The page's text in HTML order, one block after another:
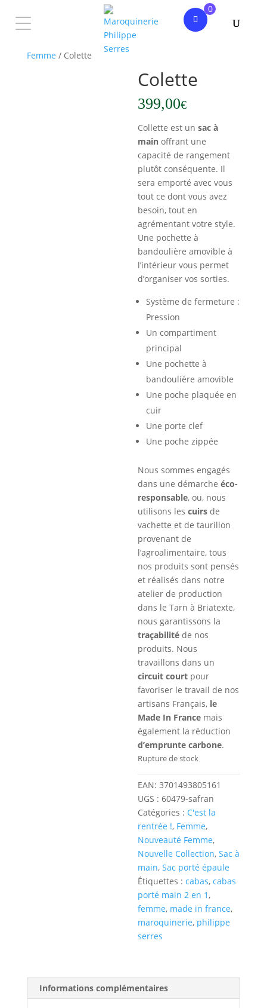
0
Nouvelle Collection
Femme / Colette
Colette
399,00€
Collette est unsac à
main offrant une
capacité de rangement
plutôt conséquente. Il
sera emporté avec vous
tout ce dont vous avez
besoin, tout en
agrémentant votre style.
Une pochette à
bandoulière amovible à
l’intérieur vous permet
d’organiser vos sorties.
Système de fermeture :
Pression
Un compartiment
principal
Une pochette à
bandoulière amovible
Une poche plaquée en
cuir
Une porte clef
Une poche zippée
Nous sommes engagés
dans une démarcheéco-
responsable, ou, nous
utilisons lescuirs de
vachette et de taurillon
provenant de
l’agroalimentaire, tous
nos produits sont pensés
et réalisés dans notre
atelier de production
dans le Tarn à Briatexte,
nous garantissons la
traçabilitéde nos
produits. Nous
travaillons dans un
circuit court pour
favoriser le travail de nos
artisans Français, le
Made In France mais
également la réduction
d’emprunte carbone.
Rupture de stock
EAN:3701493805161
UGS :60479-safran
Catégories : C'est la
rentrée !, Femme,
Nouveauté Femme,
Nouvelle Collection,Sac à
main,Sac porté épaule
Étiquettes :cabas,cabas
porté main 2 en 1,
femme, made in france,
maroquinerie, philippe
serres
Informations complémentaires